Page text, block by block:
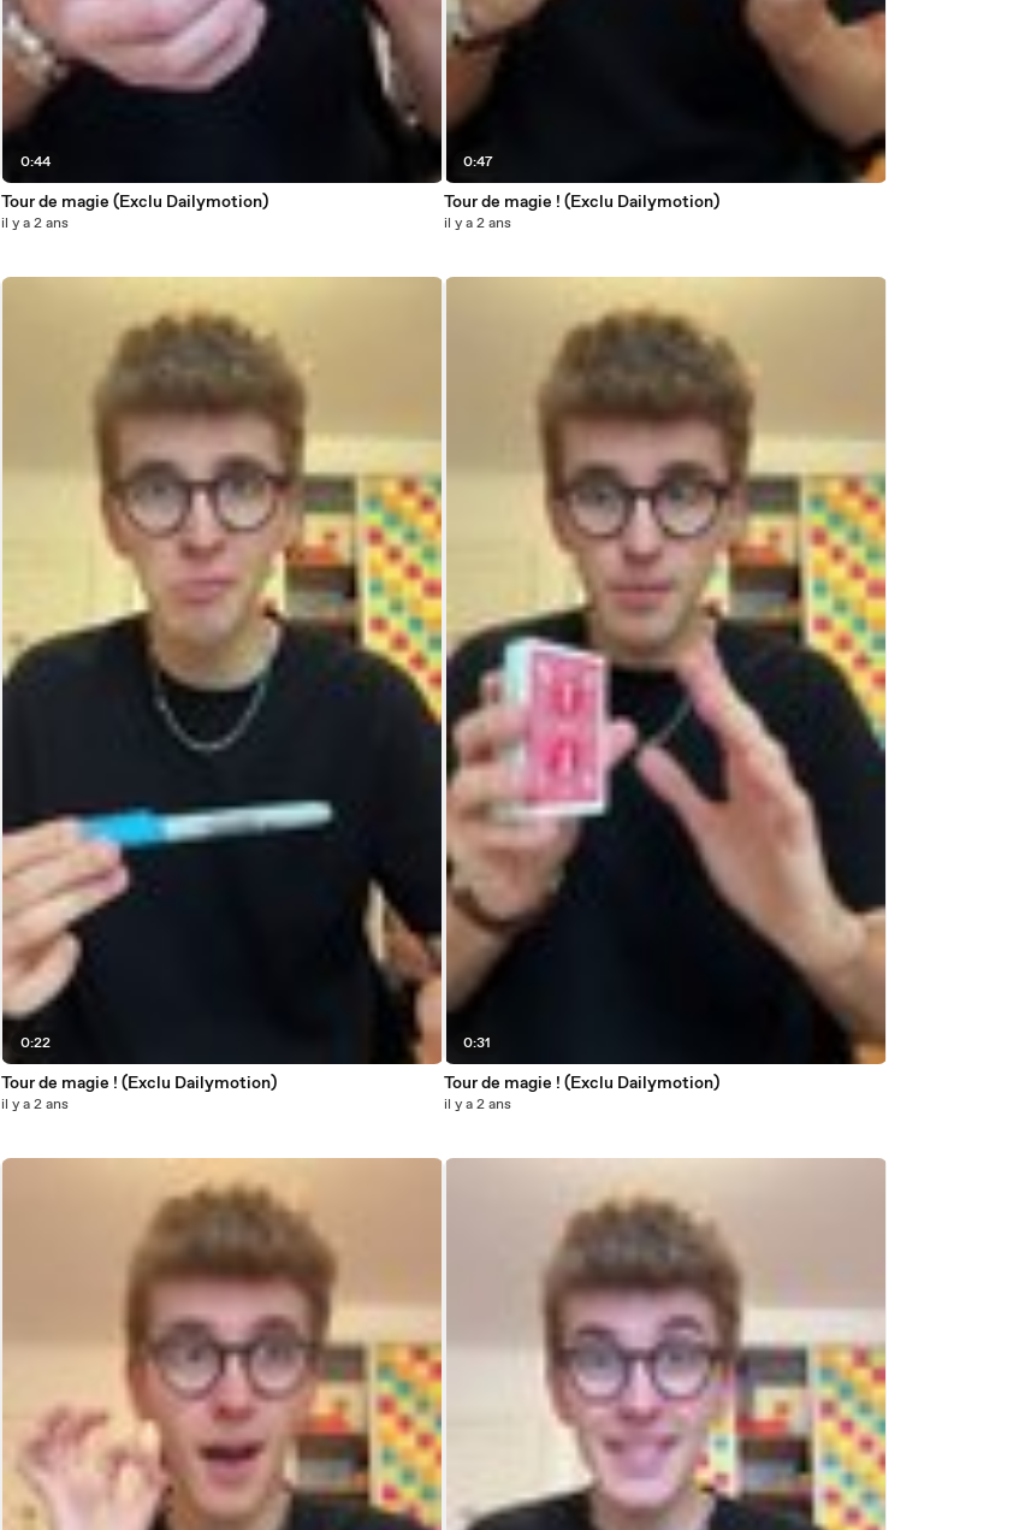
0:44
Tour de magie (Exclu Dailymotion)
il y a 2 ans
0:22
Tour de magie ! (Exclu Dailymotion)
il y a 2 ans
0:47
Tour de magie ! (Exclu Dailymotion)
il y a 2 ans
0:31
Tour de magie ! (Exclu Dailymotion)
il y a 2 ans